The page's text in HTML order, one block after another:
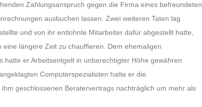
Zahlungsanspruch gegen die Firma eines befreundeten
ausbuchen lassen. Zwei weiteren Taten lag
und von ihr entlohnte Mitarbeiter dafür abgestellt hatte,
längere Zeit zu chauffieren. Dem ehemaligen
hatte er Arbeitsentgelt in unberechtigter Höhe gewähren
Computerspezialisten hatte er die
geschlossenen Beratervertrags nachträglich um mehr als